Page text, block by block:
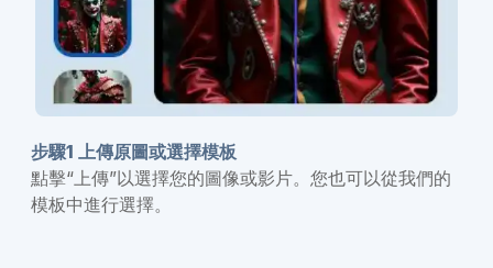
步驟1 上傳原圖或選擇模板
點擊“上傳”以選擇您的圖像或影片。您也可以從我們的
模板中進行選擇。